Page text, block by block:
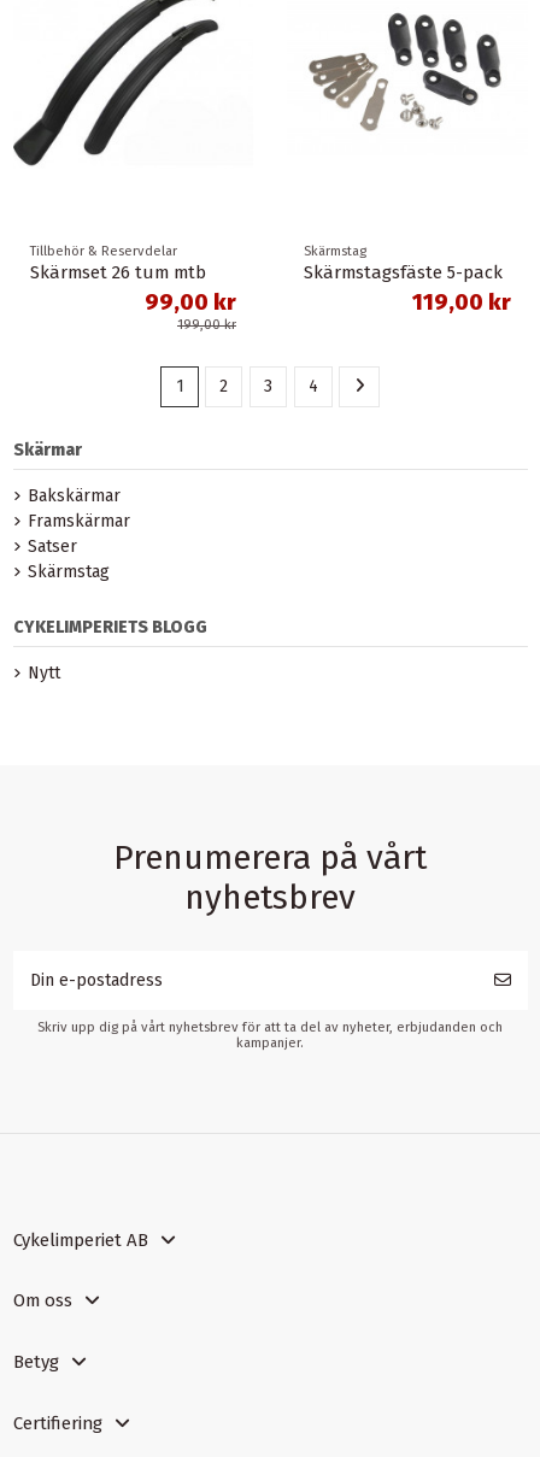
Tillbehör & Reservdelar
Skärmset 26 tum mtb
99,00 kr
199,00 kr
Skärmstag
Skärmstagsfäste 5-pack
119,00 kr
1 2 3 4
Skärmar
Bakskärmar
Framskärmar
Satser
Skärmstag
CYKELIMPERIETS BLOGG
Nytt
Prenumerera på vårt
nyhetsbrev
Skriv upp dig på vårt nyhetsbrev för att ta del av nyheter, erbjudanden och
kampanjer.
Cykelimperiet AB
Om oss
Betyg
Certifiering